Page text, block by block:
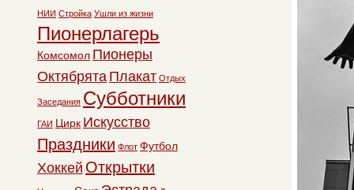
НИИ Стройка Ушли из жизни
Пионерлагерь
Комсомол Пионеры
Октябрята Плакат Отдых
Заседания Субботники
ГАИ Цирк Искусство
Праздники Флот Футбол
Хоккей Открытки